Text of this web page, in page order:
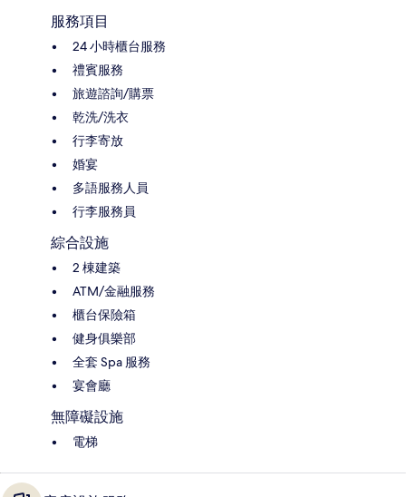
服務項目
24 小時櫃台服務
禮賓服務
旅遊諮詢/購票
乾洗/洗衣
行李寄放
婚宴
多語服務人員
行李服務員
綜合設施
2 棟建築
ATM/金融服務
櫃台保險箱
健身俱樂部
全套 Spa 服務
宴會廳
無障礙設施
電梯